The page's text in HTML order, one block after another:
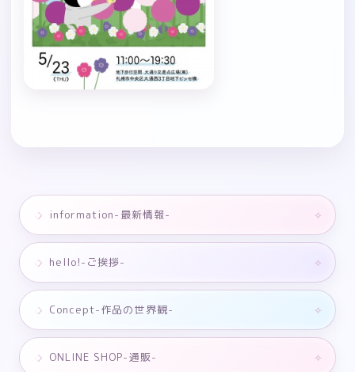
information-最新情報-
hello!-ご挨拶-
Concept-作品の世界観-
ONLINE SHOP-通販-